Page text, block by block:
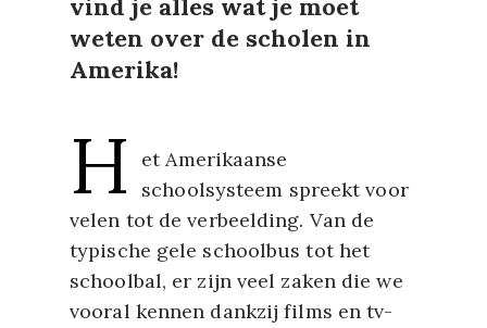
vind je alles wat je moet
weten over de scholen in
Amerika!
H
et Amerikaanse
schoolsysteem spreekt voor
velen tot de verbeelding. Van de
typische gele schoolbus tot het
schoolbal, er zijn veel zaken die we
vooral kennen dankzij films en tv-